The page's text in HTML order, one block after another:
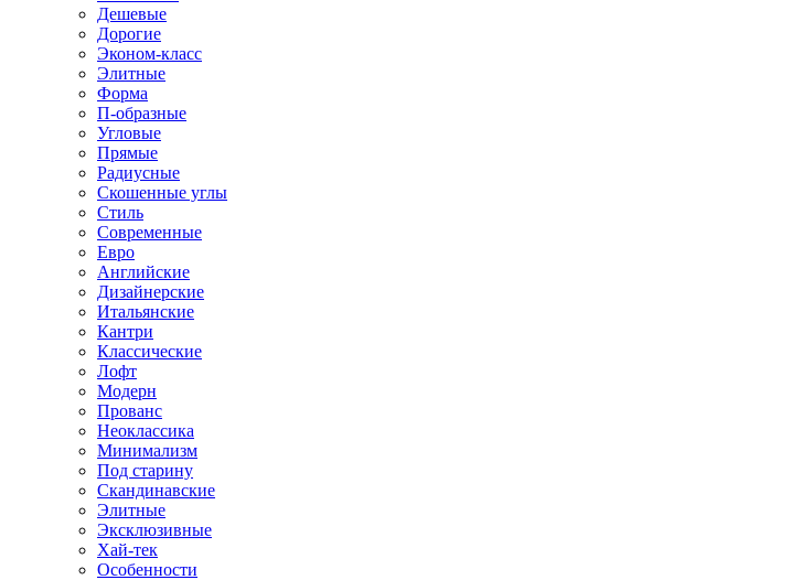
Дешевые
Дорогие
Эконом-класс
Элитные
Форма
П-образные
Угловые
Прямые
Радиусные
Скошенные углы
Стиль
Современные
Евро
Английские
Дизайнерские
Итальянские
Кантри
Классические
Лофт
Модерн
Прованс
Неоклассика
Минимализм
Под старину
Скандинавские
Элитные
Эксклюзивные
Хай-тек
Особенности